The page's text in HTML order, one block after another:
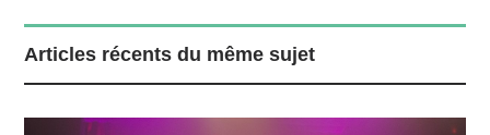
Articles récents du même sujet